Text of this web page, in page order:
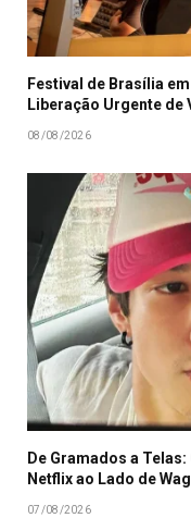
Festival de Brasília
Liberação Urgente de
08/08/2026
De Gramados a
Netflix ao Lado de
07/08/2026